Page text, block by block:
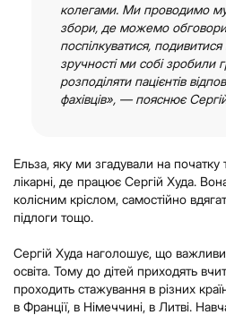
колегами. Ми проводимо
збори, де можемо
поспілкуватися, подивитися
зручності ми собі зробили
розподіляти пацієнтів
фахівців», — пояснює
Ельза, яку ми згадували на початку
лікарні, де працює Сергій Худа.
колісним кріслом, самостійно
підлоги тощо.
Сергій Худа наголошує, що
освіта. Тому до дітей приходять
проходить стажування в різних
в Франції, в Німеччині, в Литві.